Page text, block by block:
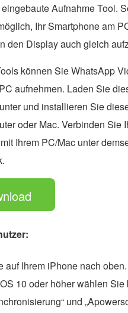
Aufnahme Tool.
Ihr Smartphone am
den Display auch gleich
können Sie WhatsApp
aufnehmen. Laden Sie
und installieren Sie
oder Mac. Verbinden Sie
Ihrem PC/Mac unter
auf Ihrem iPhone nach
10 oder höher wählen Sie
und